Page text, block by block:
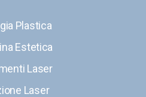
Plastica
Estetica
Laser
Laser